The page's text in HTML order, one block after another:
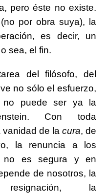
pero éste no existe.
por obra suya), la
es decir, un
sea, el fin.
del filósofo, del
no sólo el esfuerzo,
no puede ser ya la
Con toda
vanidad de la cura, de
la renuncia a los
no es segura y en
de nosotros, la
la